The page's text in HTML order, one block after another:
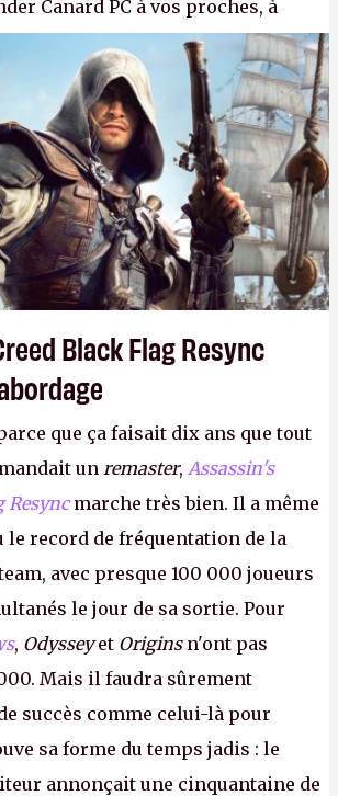
Canard PC à vos proches, à
inconnus que vous croisez
été à tous ! –ER.
Black Flag Resync
que ça faisait dix ans que tout
un remaster, Assassin's
Resyncmarche très bien. Il a même
le record de fréquentation de la
avec presque 100 000 joueurs
le jour de sa sortie. Pour
, Odysseyet Originsn'ont pas
Mais il faudra sûrement
succès comme celui-là pour
sa forme du temps jadis : le
annonçait une cinquantaine de